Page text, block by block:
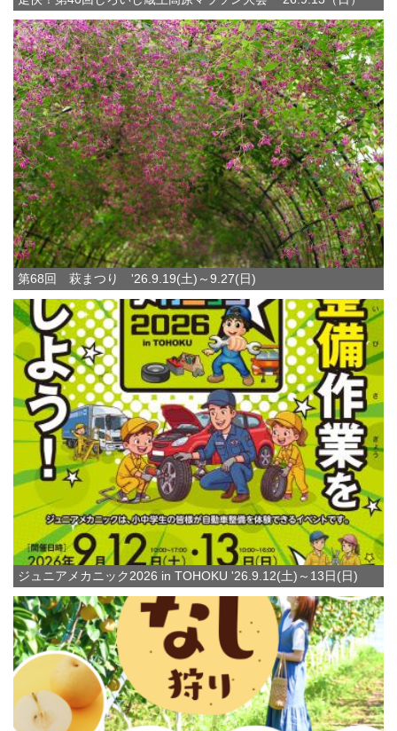
第68回 萩まつり '26.9.19(土)～9.27(日)
ジュニアメカニック2026 in TOHOKU '26.9.12(土)～13日(日)